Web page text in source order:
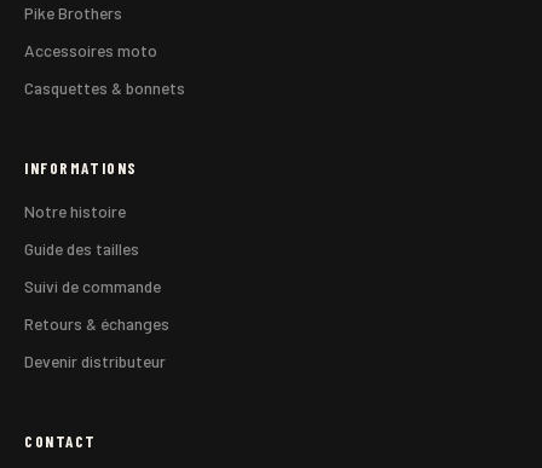
Pike Brothers
Accessoires moto
Casquettes & bonnets
INFORMATIONS
Notre histoire
Guide des tailles
Suivi de commande
Retours & échanges
Devenir distributeur
CONTACT